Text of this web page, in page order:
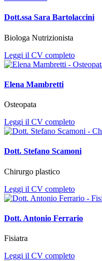
Dott.ssa Sara Bartolaccini
Biologa Nutrizionista
Leggi il CV completo
Elena Mambretti
Osteopata
Leggi il CV completo
Dott. Stefano Scamoni
Chirurgo plastico
Leggi il CV completo
Dott. Antonio Ferrario
Fisiatra
Leggi il CV completo